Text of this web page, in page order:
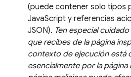
(puede contener solo tipos
JavaScript y referencias
JSON). Ten especial
que recibes de la página
contexto de ejecución está
esencialmente por la página